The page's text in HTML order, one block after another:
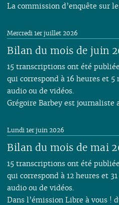
La commission d’enquête sur
Bilan du mois de juin
Mercredi 1er juillet 2026
15 transcriptions ont été
qui correspond à 16 heures et
audio ou de vidéos.
Grégoire Barbey est journaliste
Bilan du mois de mai
Lundi 1er juin 2026
15 transcriptions ont été
qui correspond à 12 heures et
audio ou de vidéos.
Dans l’émission Libre à vous !